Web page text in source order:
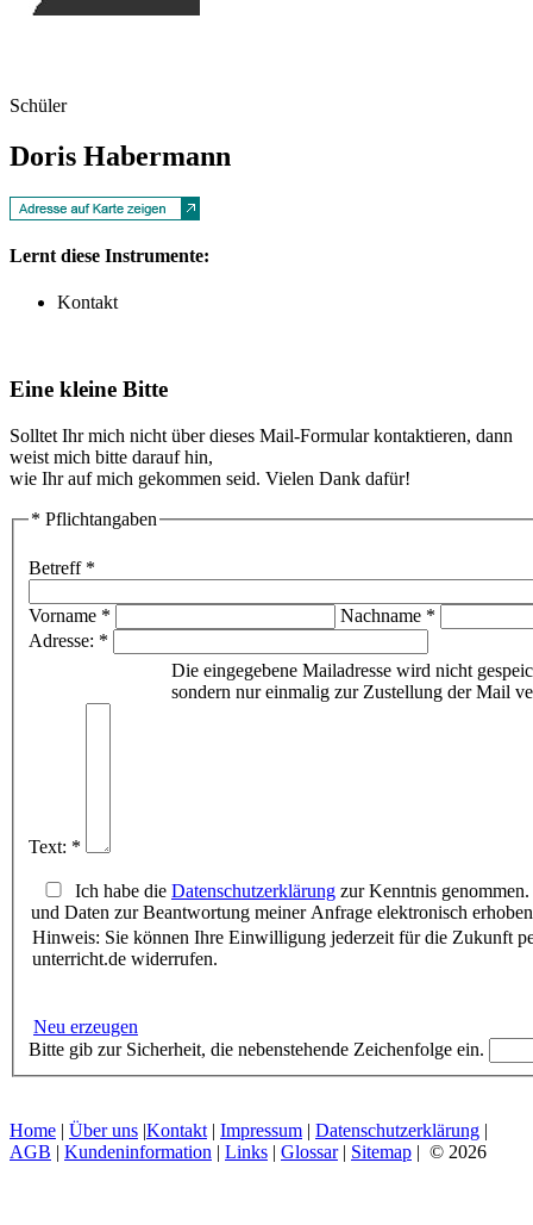
Schüler
Doris Habermann
Lernt diese Instrumente:
Kontakt
Eine kleine Bitte
Solltet Ihr mich nicht über dieses Mail-Formular kontaktieren, dann
weist mich bitte darauf hin,
wie Ihr auf mich gekommen seid. Vielen Dank dafür!
* Pflichtangaben
Betreff *
Vorname *
Nachname *
Adresse: *
Die eingegebene Mailadresse wird nicht
sondern nur einmalig zur Zustellung der Mail
Text: *
Ich habe die Datenschutzerklärung zur Kenntnis
und Daten zur Beantwortung meiner Anfrage elektronisch
Hinweis: Sie können Ihre Einwilligung jederzeit für die Zukunft
unterricht.de widerrufen.
Neu erzeugen
Bitte gib zur Sicherheit, die nebenstehende Zeichenfolge ein.
Home | Über uns |Kontakt | Impressum | Datenschutzerklärung |
AGB | Kundeninformation | Links | Glossar| Sitemap | © 2026